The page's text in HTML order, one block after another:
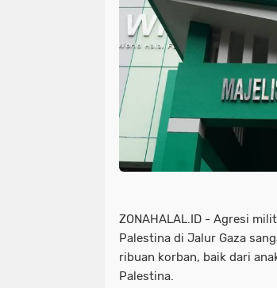
ZONAHALAL.ID - Agresi
Palestina di Jalur Gaza
ribuan korban, baik dari
Palestina.